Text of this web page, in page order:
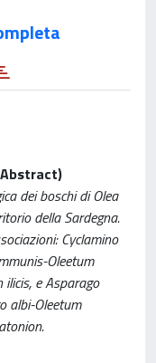
dei boschi di Olea
della Sardegna.
Cyclamino
Oleetum
ilicis, e Asparago
albi-Oleetum